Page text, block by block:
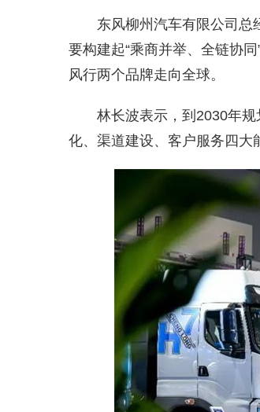
东风柳州汽车有限公司总
要构建起“乘商并举、全链协
风行两个品牌走向全球。
林长波表示，到2030年
化、渠道建设、客户服务四大